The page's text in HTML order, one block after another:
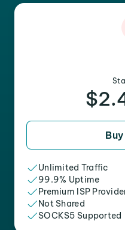
Unlimited Traffic
99.9% Uptime
Premium ISP
Not Shared
SOCKS5 Supported